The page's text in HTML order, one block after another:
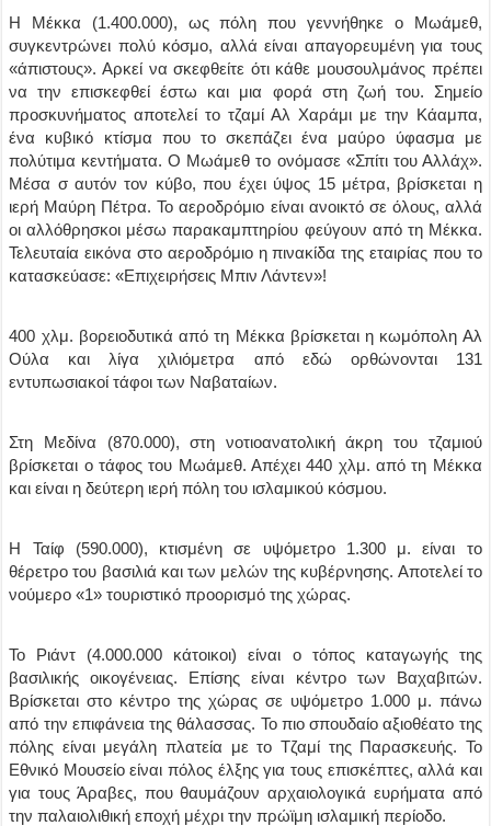
Η Μέκκα (1.400.000), ως πόλη που γεννήθηκε ο Μωάμεθ,
συγκεντρώνει πολύ κόσμο, αλλά είναι απαγορευμένη για τους
«άπιστους». Αρκεί να σκεφθείτε ότι κάθε μουσουλμάνος πρέπει
να την επισκεφθεί έστω και μια φορά στη ζωή του. Σημείο
προσκυνήματος αποτελεί το τζαμί Αλ Χαράμι με την Κάαμπα,
ένα κυβικό κτίσμα που το σκεπάζει ένα μαύρο ύφασμα με
πολύτιμα κεντήματα. Ο Μωάμεθ το ονόμασε «Σπίτι του Αλλάχ».
Μέσα σ αυτόν τον κύβο, που έχει ύψος 15 μέτρα, βρίσκεται η
ιερή Μαύρη Πέτρα. Το αεροδρόμιο είναι ανοικτό σε όλους, αλλά
οι αλλόθρησκοι μέσω παρακαμπτηρίου φεύγουν από τη Μέκκα.
Τελευταία εικόνα στο αεροδρόμιο η πινακίδα της εταιρίας που το
κατασκεύασε: «Επιχειρήσεις Μπιν Λάντεν»!
400 χλμ. βορειοδυτικά από τη Μέκκα βρίσκεται η κωμόπολη Αλ
Ούλα και λίγα χιλιόμετρα από εδώ ορθώνονται 131
εντυπωσιακοί τάφοι των Ναβαταίων.
Στη Μεδίνα (870.000), στη νοτιοανατολική άκρη του τζαμιού
βρίσκεται ο τάφος του Μωάμεθ. Απέχει 440 χλμ. από τη Μέκκα
και είναι η δεύτερη ιερή πόλη του ισλαμικού κόσμου.
Η Ταίφ (590.000), κτισμένη σε υψόμετρο 1.300 μ. είναι το
θέρετρο του βασιλιά και των μελών της κυβέρνησης. Αποτελεί το
νούμερο «1» τουριστικό προορισμό της χώρας.
Το Ριάντ (4.000.000 κάτοικοι) είναι ο τόπος καταγωγής της
βασιλικής οικογένειας. Επίσης είναι κέντρο των Βαχαβιτών.
Βρίσκεται στο κέντρο της χώρας σε υψόμετρο 1.000 μ. πάνω
από την επιφάνεια της θάλασσας. Το πιο σπουδαίο αξιοθέατο της
πόλης είναι μεγάλη πλατεία με το Τζαμί της Παρασκευής. Το
Εθνικό Μουσείο είναι πόλος έλξης για τους επισκέπτες, αλλά και
για τους Άραβες, που θαυμάζουν αρχαιολογικά ευρήματα από
την παλαιολιθική εποχή μέχρι την πρώϊμη ισλαμική περίοδο.